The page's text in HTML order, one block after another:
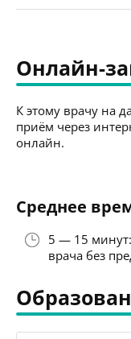
Онлайн-
К этому врачу на
приём через
онлайн.
Среднее
5 — 15
врача без